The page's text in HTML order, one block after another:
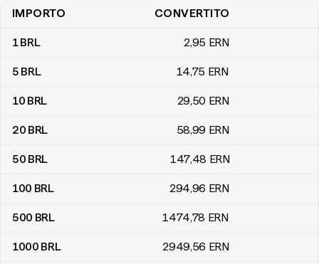
Tabella di conversione da real brasiliani a nakfa eritrei
IMPORTO CONVERTITO
1BRL 2,95 ERN
5 BRL 14,75 ERN
10 BRL 29,50 ERN
20 BRL 58,99 ERN
50 BRL 147,48 ERN
100 BRL 294,96 ERN
500 BRL 1474,78 ERN
1000 BRL 2949,56 ERN